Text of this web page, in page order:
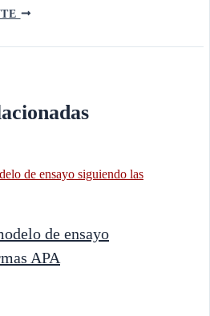
de ensayo
APA